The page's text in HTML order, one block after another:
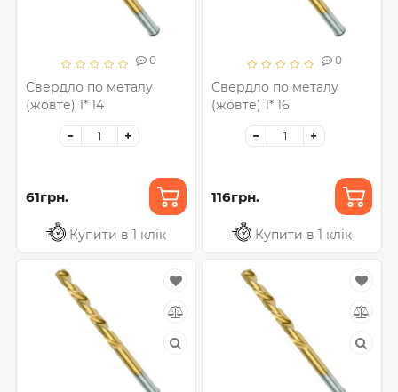
0
Свердло по металу
(жовте) 1* 14
61грн.
Купити в 1 клік
0
Свердло по металу
(жовте) 1* 16
116грн.
Купити в 1 клік